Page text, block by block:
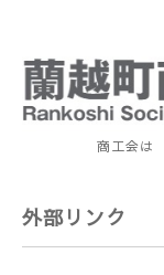
商工会は
外部リンク